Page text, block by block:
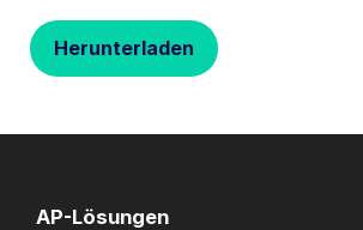
Herunterladen
AP-Lösungen